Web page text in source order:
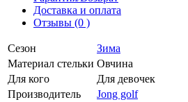
Доставка и оплата
Отзывы (0 )
Сезон
Зима
Материал стельки Овчина
Для кого
Для девочек
Производитель
Jong golf